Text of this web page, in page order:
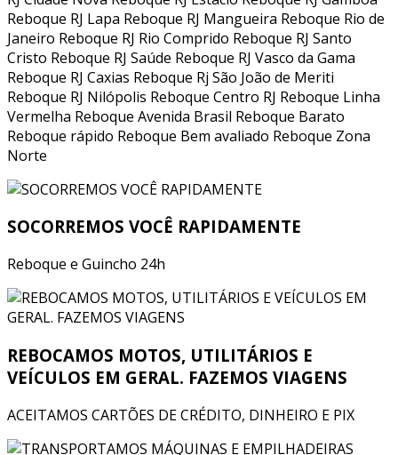
Reboque RJ Lapa Reboque RJ Mangueira Reboque Rio de
Janeiro Reboque RJ Rio Comprido Reboque RJ Santo
Cristo Reboque RJ Saúde Reboque RJ Vasco da Gama
Reboque RJ Caxias Reboque Rj São João de Meriti
Reboque RJ Nilópolis Reboque Centro RJ Reboque Linha
Vermelha Reboque Avenida Brasil Reboque Barato
Reboque rápido Reboque Bem avaliado Reboque Zona
Norte
SOCORREMOS VOCÊ RAPIDAMENTE
Reboque e Guincho 24h
REBOCAMOS MOTOS, UTILITÁRIOS E
VEÍCULOS EM GERAL. FAZEMOS VIAGENS
ACEITAMOS CARTÕES DE CRÉDITO, DINHEIRO E PIX